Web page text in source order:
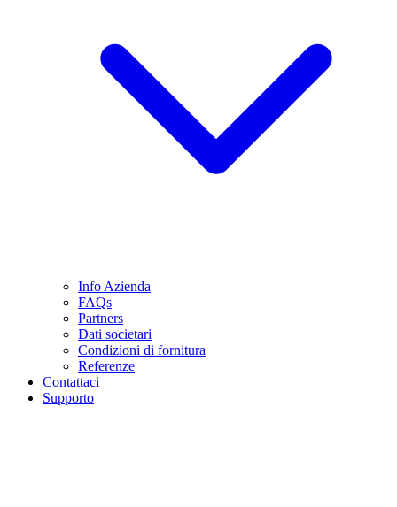
Info Azienda
FAQs
Partners
Dati societari
Condizioni di fornitura
Referenze
Contattaci
Supporto